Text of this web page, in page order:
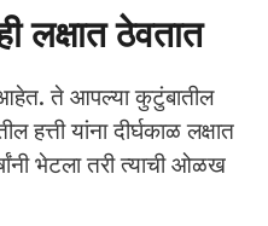
लक्षात ठेवतात
आहेत. ते आपल्या कुटुंबातील
यांना दीर्घकाळ लक्षात
भेटला तरी त्याची ओळख